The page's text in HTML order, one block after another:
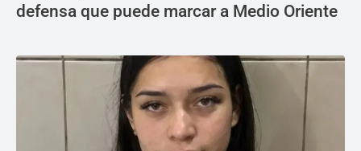
defensa que puede marcar a Medio Oriente